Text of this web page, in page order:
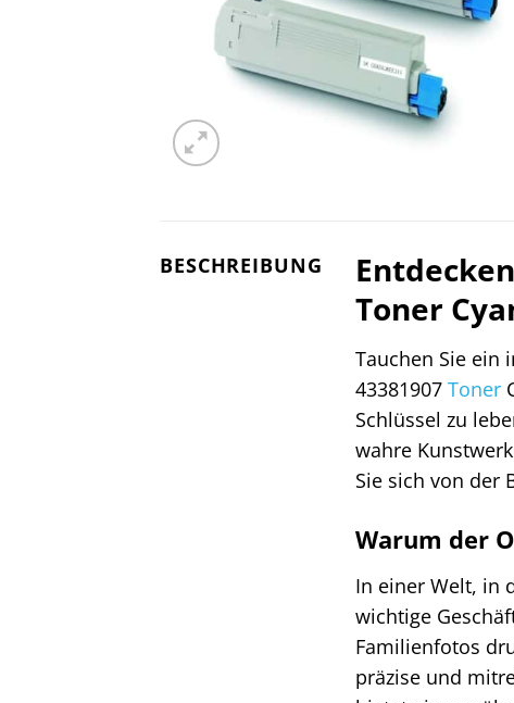
BESCHREIBUNG
Toner
Tauchen Sie ein
43381907 Toner
Schlüssel zu
wahre
Sie sich von der
Warum der
In einer Welt, in
wichtige
Familienfotos
präzise und